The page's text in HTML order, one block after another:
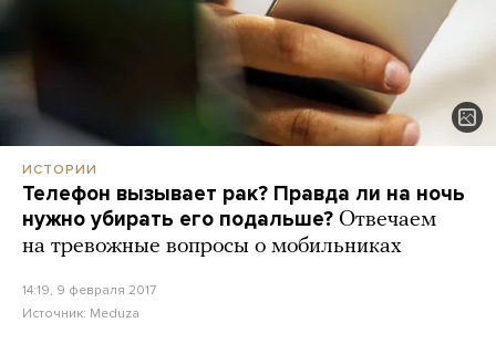
ИСТОРИИ
Телефон вызывает рак? Правда ли на ночь
нужно убирать его подальше? Отвечаем
на тревожные вопросы о мобильниках
14:19, 9 февраля 2017
Источник: Meduza